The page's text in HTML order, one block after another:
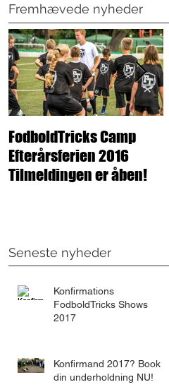
Fremhævede nyheder
FodboldTricks Camp
Efterårsferien 2016
Tilmeldingen er åben!
Seneste nyheder
Konfirmations
FodboldTricks Shows
2017
Konfirmand 2017? Book
din underholdning NU!